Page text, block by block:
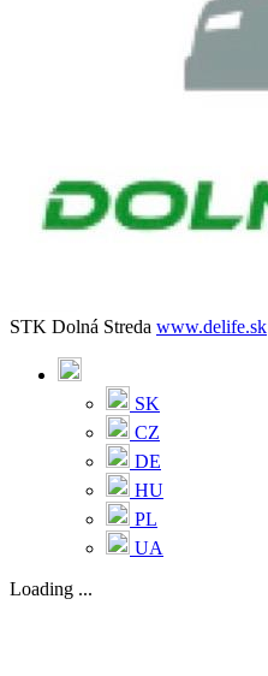
STK Dolná Streda www.delife.sk
SK
CZ
DE
HU
PL
UA
Loading ...